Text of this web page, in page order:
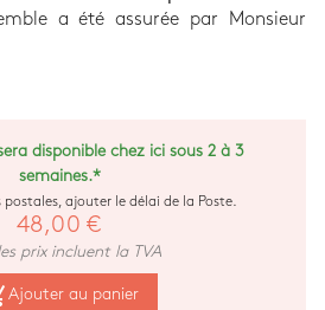
a été assurée par Monsieur
disponible chez ici sous 2 à 3
semaines.*
postales, ajouter le délai de la Poste.
48,00 €
prix incluent la TVA
Ajouter au panier